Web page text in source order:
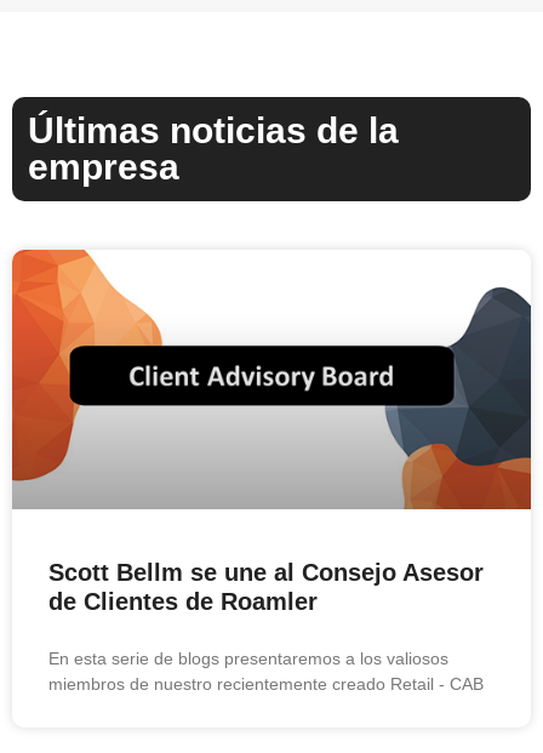
Últimas noticias de la
empresa
Scott Bellm se une al Consejo Asesor
de Clientes de Roamler
En esta serie de blogs presentaremos a los valiosos
miembros de nuestro recientemente creado Retail - CAB